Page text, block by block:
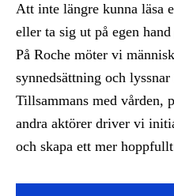
Att inte längre kunna läsa
eller ta sig ut på egen
På Roche möter vi
synnedsättning och
Tillsammans med vården,
andra aktörer driver vi
och skapa ett mer